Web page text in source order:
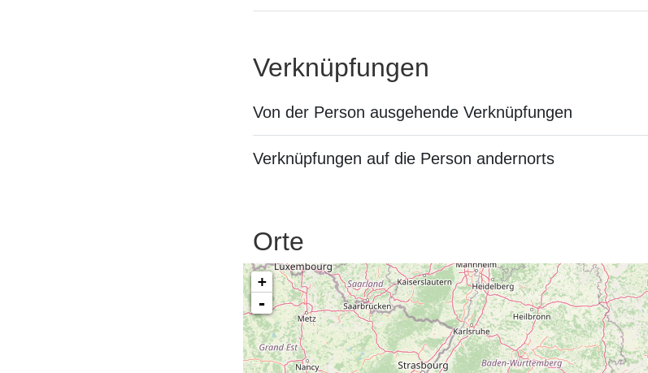
Verknüpfungen
Von der Person ausgehende Verknüpfungen
Verknüpfungen auf die Person andernorts
Orte
+
-